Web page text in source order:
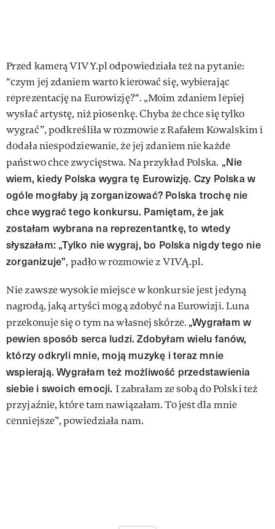
Przed kamerą VIVY.pl odpowiedziała też na pytanie:
"czym jej zdaniem warto kierować się, wybierając
reprezentację na Eurowizję?". „Moim zdaniem lepiej
wysłać artystę, niż piosenkę. Chyba że chce się tylko
wygrać”, podkreśliła w rozmowie z Rafałem Kowalskim i
dodała niespodziewanie, że jej zdaniem nie każde
państwo chce zwycięstwa. Na przykład Polska. „Nie
wiem, kiedy Polska wygra tę Eurowizję. Czy Polska w
ogóle mogłaby ją zorganizować? Polska trochę nie
chce wygrać tego konkursu. Pamiętam, że jak
zostałam wybrana na reprezentantkę, to wtedy
słyszałam: „Tylko nie wygraj, bo Polska nigdy tego nie
zorganizuje”, padło w rozmowie z VIVĄ.pl.
Nie zawsze wysokie miejsce w konkursie jest jedyną
nagrodą, jaką artyści mogą zdobyć na Eurowizji. Luna
przekonuje się o tym na własnej skórze. „Wygrałam w
pewien sposób serca ludzi. Zdobyłam wielu fanów,
którzy odkryli mnie, moją muzykę i teraz mnie
wspierają. Wygrałam też możliwość przedstawienia
siebie i swoich emocji. I zabrałam ze sobą do Polski też
przyjaźnie, które tam nawiązałam. To jest dla mnie
cenniejsze”, powiedziała nam.